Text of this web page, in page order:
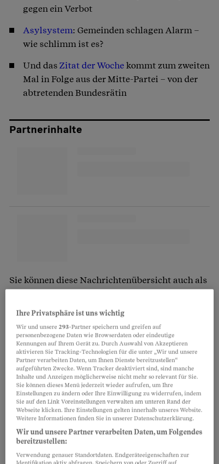
gegen ein Verbot
Asylsystem: Gemeinden schlagen Alarm –
wie schlimm ist es?
Und das Zitat der Wochekommt zum zweiten
Mal in Folge aus der Mitte-Partei – von der
abtretenden Bundesrätin
Partnerinhalte
Sie können diese Nachrichtenübersicht auch als
richtig wichtig» immer pünktlich im Postfach.
Melden Sie sich doch gleich an:
Schuldenschnitt: Der Bundesrat will eine
zweite Chance für Hochverschuldete
Darum gehts:Hoch verschuldete Menschen
gebunden sein.
Am Mittwoch hat der Bundesrat
angekündigt, dass er dafür das Gesetz ändern –
Ihre Privatsphäre ist uns wichtig
Wir und unsere293-Partner speichern und greifen auf
personenbezogene Daten wie Browserdaten oder eindeutige
Kennungen auf Ihrem Gerät zu. Durch Auswahl von Akzeptieren
aktivieren Sie Tracking-Technologien für die unter „Wir und unsere
Partner verarbeiten Daten, um Ihnen Dienste bereitzustellen“
aufgeführten Zwecke. Wenn Tracker deaktiviert sind, sind manche
Inhalte und Anzeigen möglicherweise nicht mehr so relevant für Sie.
Sie können dieses Menü jederzeit wieder aufrufen, um Ihre
Einstellungen zu ändern oder Ihre Einwilligung zu widerrufen, indem
Sie auf den Link Voreinstellungen verwalten am unteren Rand der
Webseite klicken. Ihre Einstellungen gelten innerhalb unseres Website.
Weitere Informationen finden Sie in unserer Datenschutzerklärung.
Wir und unsere Partner verarbeiten Daten, um Folgendes
bereitzustellen:
Verwendung genauer Standortdaten. Endgeräteeigenschaften zur